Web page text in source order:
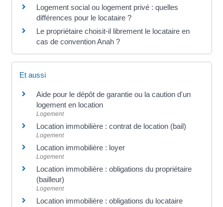
Logement social ou logement privé : quelles
différences pour le locataire ?
Le propriétaire choisit-il librement le locataire en
cas de convention Anah ?
Et aussi
Aide pour le dépôt de garantie ou la caution d'un
logement en location
Logement
Location immobilière : contrat de location (bail)
Logement
Location immobilière : loyer
Logement
Location immobilière : obligations du propriétaire
(bailleur)
Logement
Location immobilière : obligations du locataire